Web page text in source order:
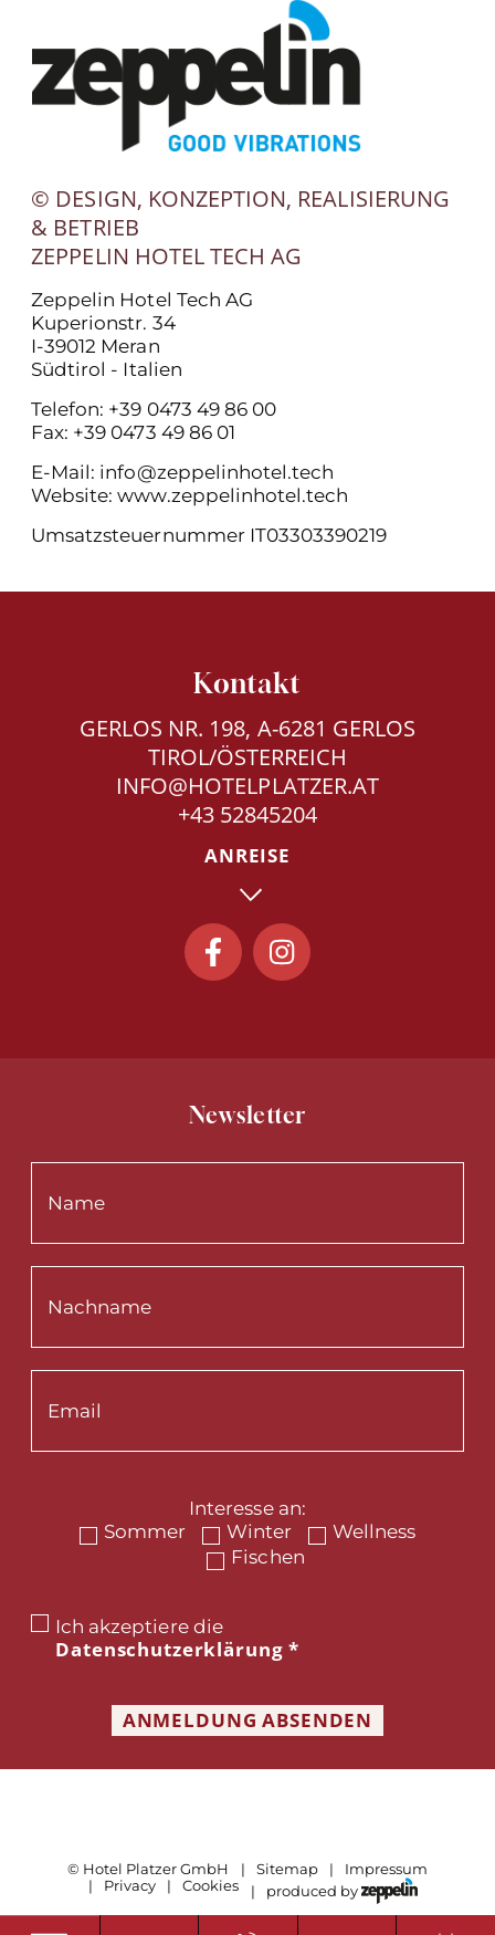
© DESIGN, KONZEPTION, REALISIERUNG
& BETRIEB
ZEPPELIN HOTEL TECH AG
Zeppelin Hotel Tech AG
Kuperionstr. 34
I-39012 Meran
Südtirol - Italien
Telefon: +39 0473 49 86 00
Fax: +39 0473 49 86 01
E-Mail: info@zeppelinhotel.tech
Website:www.zeppelinhotel.tech
Umsatzsteuernummer IT03303390219
Kontakt
GERLOS NR. 198, A-6281 GERLOS
TIROL/ÖSTERREICH
INFO@HOTELPLATZER.AT
+43 52845204
ANREISE
Newsletter
Interesse an:
Sommer
Winter
Wellness
Fischen
Ich akzeptiere die
Datenschutzerklärung*
ANMELDUNG ABSENDEN
© Hotel Platzer GmbH Sitemap
Impressum
Privacy
Cookies produced by